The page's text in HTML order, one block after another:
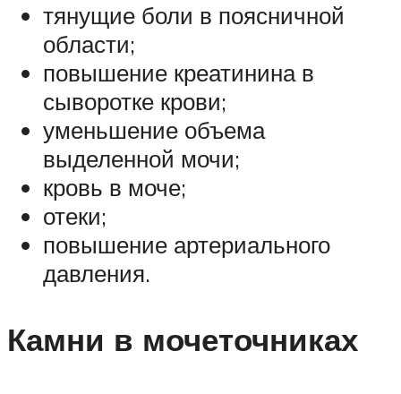
тянущие боли в поясничной
области;
повышение креатинина в
сыворотке крови;
уменьшение объема
выделенной мочи;
кровь в моче;
отеки;
повышение артериального
давления.
Камни в мочеточниках